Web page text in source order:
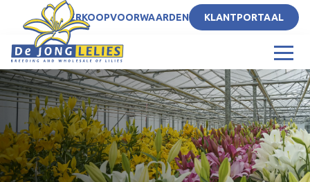
NLVERKOOPVOORWAARDEN KLANTPORTAAL